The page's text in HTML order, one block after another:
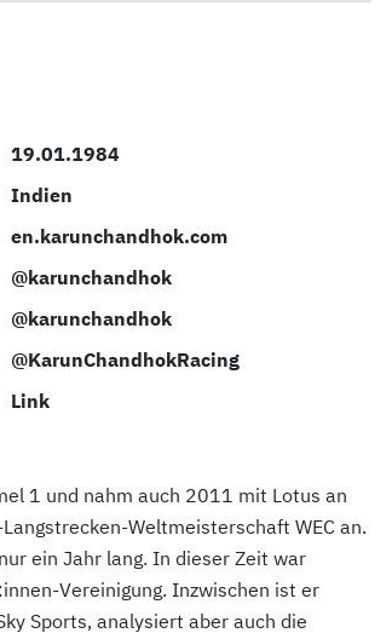
19.01.1984
Indien
en.karunchandhok.com
@karunchandhok
@karunchandhok
@KarunChandhokRacing
Link
1 und nahm auch 2011 mit Lotus an
Weltmeisterschaft WEC an.
ein Jahr lang. In dieser Zeit war
Vereinigung. Inzwischen ist er
Sports, analysiert aber auch die